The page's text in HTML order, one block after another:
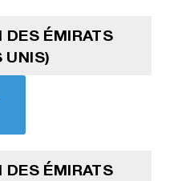
DES ÉMIRATS
UNIS)
DES ÉMIRATS